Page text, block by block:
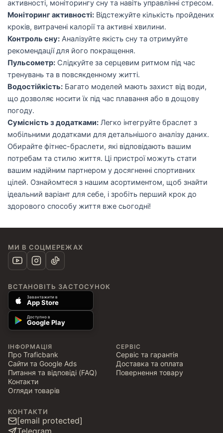
активності, моніторингу сну та навіть управлінні стресом.
Моніторинг активності: Відстежуйте кількість пройдених
кроків, витрачені калорії та активні хвилини.
Контроль сну: Аналізуйте якість сну та отримуйте
рекомендації для його покращення.
Пульсометр: Слідкуйте за серцевим ритмом під час
тренувань та в повсякденному житті.
Водостійкість: Багато моделей мають захист від води,
що дозволяє носити їх під час плавання або в дощову
погоду.
Сумісність з додатками: Легко інтегруйте браслет з
мобільними додатками для детальнішого аналізу даних.
Обирайте фітнес-браслети, які відповідають вашим
потребам та стилю життя. Ці пристрої можуть стати
вашим надійним партнером у досягненні спортивних
цілей. Ознайомтеся з нашим асортиментом, щоб знайти
ідеальний варіант для себе, і зробіть перший крок до
здорового способу життя вже сьогодні!
МИ В СОЦМЕРЕЖАХ
ВСТАНОВІТЬ ЗАСТОСУНОК
Завантажити в
App Store
Доступно в
Google Play
ІНФОРМАЦІЯ
Про Traficbank
Сайти та Google Ads
Питання та відповіді (FAQ)
Контакти
Огляди товарів
СЕРВІС
Сервіс та гарантія
Доставка та оплата
Повернення товару
КОНТАКТИ
[email protected]
Telegram